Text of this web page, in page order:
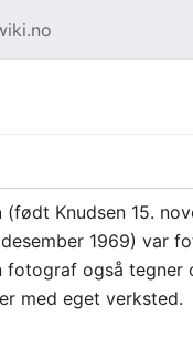
(født Knudsen 15.
1969) var
fotograf også tegner
med eget verksted.